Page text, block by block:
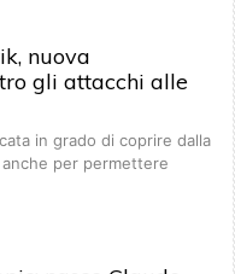
nuova
gli attacchi alle
in grado di coprire dalla
per permettere